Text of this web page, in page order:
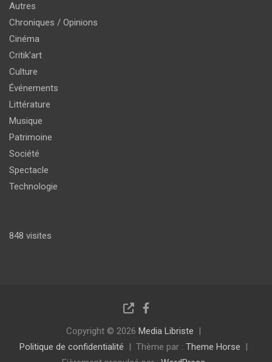
Autres
Chroniques / Opinions
Cinéma
Critik'art
Culture
Événements
Littérature
Musique
Patrimoine
Société
Spectacle
Technologie
848 visites
Copyright © 2026 Media Libriste
Politique de confidentialité
Thème par : Theme Horse